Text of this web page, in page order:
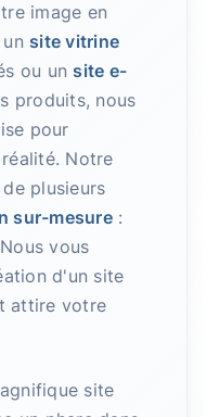
image en
site vitrine
ou un site e-
produits, nous
pour
Notre
plusieurs
sur-mesure:
vous
d'un site
attire votre
site